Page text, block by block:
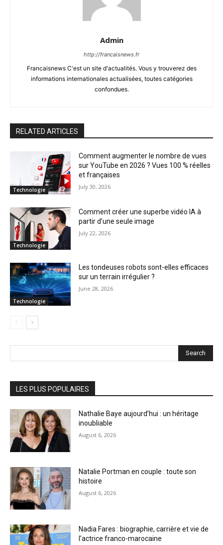
Admin
http://francaisnews.fr
Francaisnews C'est un site d'actualités. Vous y trouverez des
informations internationales actualisées, toutes catégories
confondues.
RELATED ARTICLES
Technologie
Comment augmenter le nombre de vues
sur YouTube en 2026 ? Vues 100 % réelles
et françaises
July 30, 2026
Technologie
Comment créer une superbe vidéo IA à
partir d’une seule image
July 22, 2026
Technologie
Les tondeuses robots sont-elles efficaces
sur un terrain irrégulier ?
June 28, 2026
Search
LES PLUS POPULAIRES
Nathalie Baye aujourd’hui : un héritage
inoubliable
August 6, 2026
Natalie Portman en couple : toute son
histoire
August 6, 2026
Nadia Fares : biographie, carrière et vie de
l’actrice franco-marocaine